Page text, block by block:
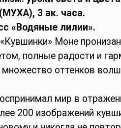
3 ак. часа.
«Водяные лилии».
Моне
полные радости и
множество оттенков
мир в
200 изображений